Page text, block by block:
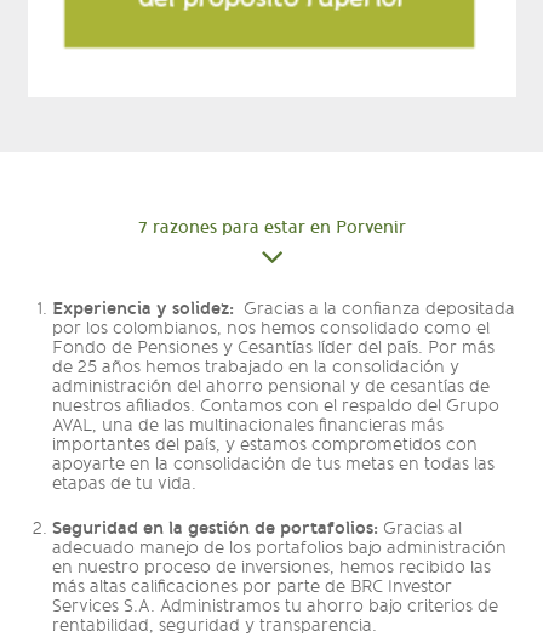
7 razones para estar en Porvenir
Experiencia y solidez: Gracias a la confianza depositada
por los colombianos, nos hemos consolidado como el
Fondo de Pensiones y Cesantías líder del país. Por más
de 25 años hemos trabajado en la consolidación y
administración del ahorro pensional y de cesantías de
nuestros afiliados. Contamos con el respaldo del Grupo
AVAL, una de las multinacionales financieras más
importantes del país, y estamos comprometidos con
apoyarte en la consolidación de tus metas en todas las
etapas de tu vida.
Seguridad en la gestión de portafolios: Gracias al
adecuado manejo de los portafolios bajo administración
en nuestro proceso de inversiones, hemos recibido las
más altas calificaciones por parte de BRC Investor
Services S.A. Administramos tu ahorro bajo criterios de
rentabilidad, seguridad y transparencia.